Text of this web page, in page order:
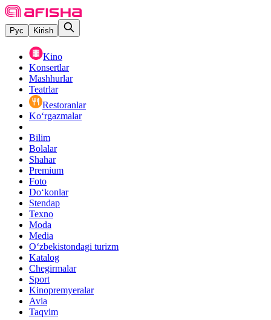
Рус Kirish
Kino
Konsertlar
Mashhurlar
Teatrlar
Restoranlar
Ko‘rgazmalar
Bilim
Bolalar
Shahar
Premium
Foto
Do‘konlar
Stendap
Texno
Moda
Media
O‘zbekistondagi turizm
Katalog
Chegirmalar
Sport
Kinopremyeralar
Avia
Taqvim